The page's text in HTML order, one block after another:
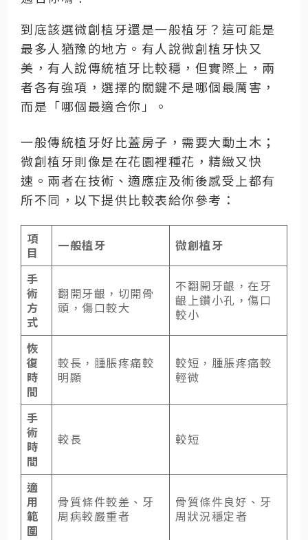
到底該選微創植牙還是一般植牙？這可能是
最多人猶豫的地方。有人說微創植牙快又
美，有人說傳統植牙比較穩，但實際上，兩
者各有強項，選擇的關鍵不是哪個最厲害，
而是「哪個最適合你」。
一般傳統植牙好比蓋房子，需要大動土木；
微創植牙則像是在花園裡種花，精緻又快
速。兩者在技術、適應症及術後感受上都有
所不同，以下提供比較表給你參考：
項
目
一般植牙 微創植牙
手
術
方
式
翻開牙齦，切開骨
頭，傷口較大
不翻開牙齦，在牙
齦上鑽小孔，傷口
較小
恢
復
時
間
較長，腫脹疼痛較
明顯
較短，腫脹疼痛較
輕微
手
術
時
間
較長 較短
適
用
範
圍
骨質條件較差、牙
周病較嚴重者
骨質條件良好、牙
周狀況穩定者